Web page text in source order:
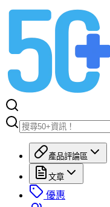
產品評論區
文章
優惠